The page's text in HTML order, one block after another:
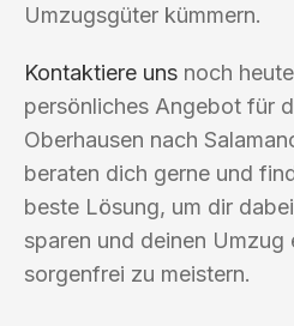
Umzugsgüter kümmern.
Kontaktiere uns noch
persönliches Angebot für
Oberhausen nach
beraten dich gerne und
beste Lösung, um dir
sparen und deinen Umzug
sorgenfrei zu meistern.